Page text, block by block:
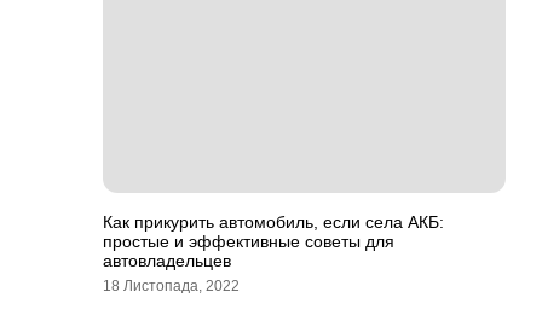
Как прикурить автомобиль, если села АКБ:
простые и эффективные советы для
автовладельцев
18 Листопада, 2022